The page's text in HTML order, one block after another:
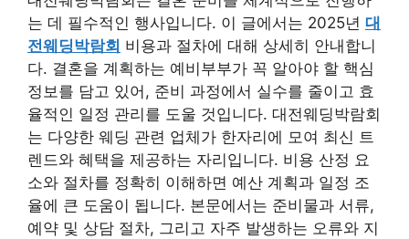
는 데 필수적인 행사입니다. 이 글에서는 2025년 대
전웨딩박람회 비용과 절차에 대해 상세히 안내합니
다. 결혼을 계획하는 예비부부가 꼭 알아야 할 핵심
정보를 담고 있어, 준비 과정에서 실수를 줄이고 효
율적인 일정 관리를 도울 것입니다. 대전웨딩박람회
는 다양한 웨딩 관련 업체가 한자리에 모여 최신 트
렌드와 혜택을 제공하는 자리입니다. 비용 산정 요
소와 절차를 정확히 이해하면 예산 계획과 일정 조
율에 큰 도움이 됩니다. 본문에서는 준비물과 서류,
예약 및 상담 절차, 그리고 자주 발생하는 오류와 지